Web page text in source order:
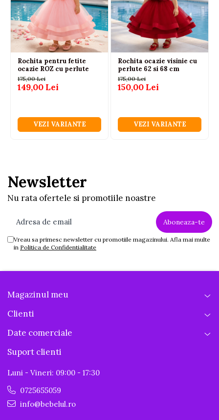
Rochita pentru fetite
ocazie ROZ cu perlute
175,00 Lei
149,00 Lei
VEZI VARIANTE
Rochita ocazie visinie cu
perlute 62 si 68 cm
175,00 Lei
150,00 Lei
VEZI VARIANTE
Newsletter
Nu rata ofertele si promotiile noastre
Vreau sa primesc newsletter cu promotiile magazinului. Afla mai multe
in Politica de Confidentialitate
Magazinul meu
Clienti
Date comerciale
Suport clienti
Luni - Vineri: 09:00 - 17:30
0725655059
info@bebelul.ro